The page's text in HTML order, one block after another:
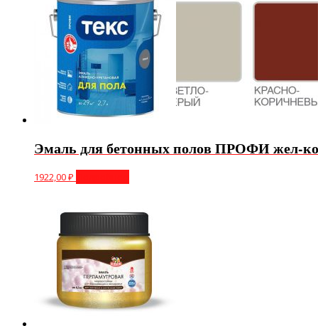
Эмаль для бетонных полов ПРОФИ жел-
1922,00₽